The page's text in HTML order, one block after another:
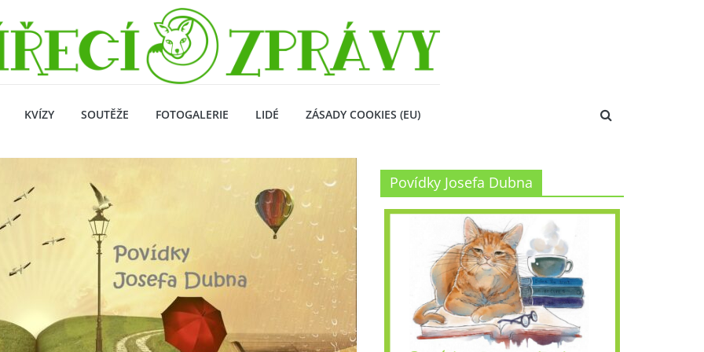
KVÍZY SOUTĚŽE FOTOGALERIE LIDÉ ZÁSADY COOKIES (EU)
Povídky Josefa Dubna